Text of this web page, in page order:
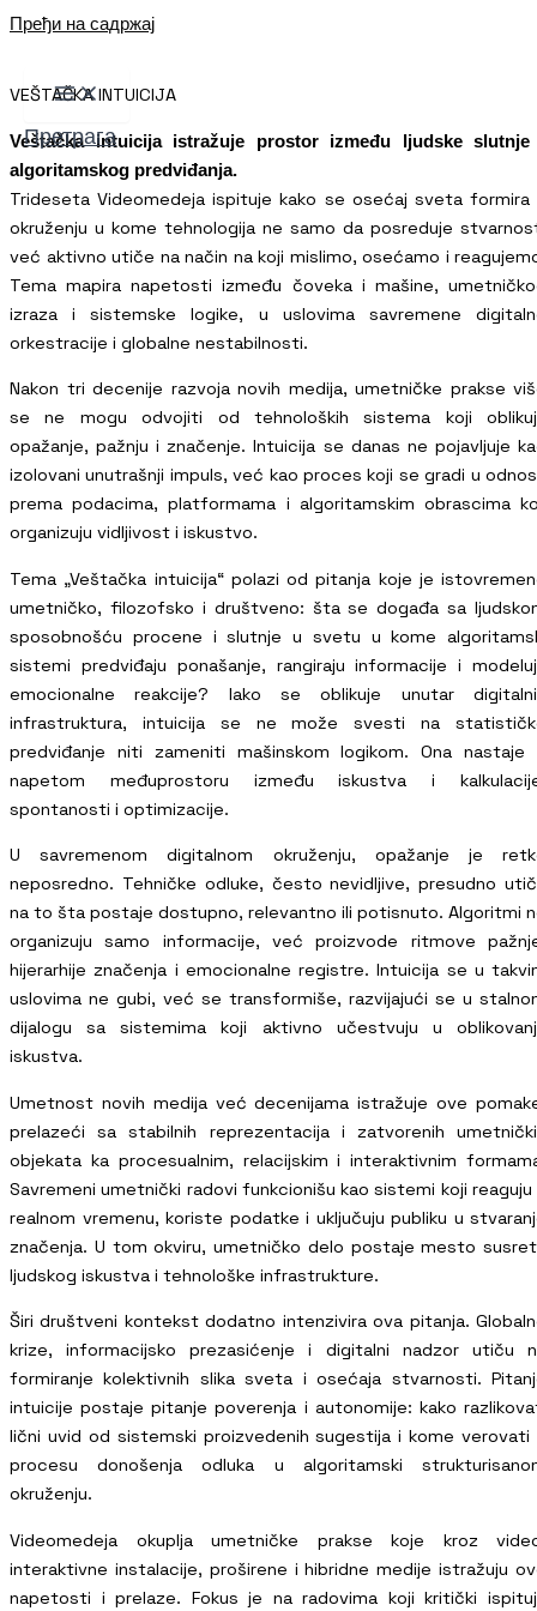
Пређи на садржај
Претрага
VEŠTAČKA INTUICIJA
Veštačka intuicija istražuje prostor između ljudske
algoritamskog predviđanja.
Trideseta Videomedeja ispituje kako se osećaj sveta formira
okruženju u kome tehnologija ne samo da posreduje
već aktivno utiče na način na koji mislimo, osećamo i
Tema mapira napetosti između čoveka i mašine,
izraza i sistemske logike, u uslovima savremene
orkestracije i globalne nestabilnosti.
Nakon tri decenije razvoja novih medija, umetničke prakse
se ne mogu odvojiti od tehnoloških sistema koji
opažanje, pažnju i značenje. Intuicija se danas ne pojavljuje
izolovani unutrašnji impuls, već kao proces koji se gradi u
prema podacima, platformama i algoritamskim obrascima
organizuju vidljivost i iskustvo.
Tema „Veštačka intuicija“ polazi od pitanja koje je
umetničko, filozofsko i društveno: šta se događa sa
sposobnošću procene i slutnje u svetu u kome
sistemi predviđaju ponašanje, rangiraju informacije i
emocionalne reakcije? Iako se oblikuje unutar
infrastruktura, intuicija se ne može svesti na
predviđanje niti zameniti mašinskom logikom. Ona nastaje
napetom međuprostoru između iskustva i
spontanosti i optimizacije.
U savremenom digitalnom okruženju, opažanje je
neposredno. Tehničke odluke, često nevidljive, presudno
na to šta postaje dostupno, relevantno ili potisnuto. Algoritmi
organizuju samo informacije, već proizvode ritmove
hijerarhije značenja i emocionalne registre. Intuicija se u
uslovima ne gubi, već se transformiše, razvijajući se u
dijalogu sa sistemima koji aktivno učestvuju u
iskustva.
Umetnost novih medija već decenijama istražuje ove
prelazeći sa stabilnih reprezentacija i zatvorenih
objekata ka procesualnim, relacijskim i interaktivnim
Savremeni umetnički radovi funkcionišu kao sistemi koji reaguju
realnom vremenu, koriste podatke i uključuju publiku u
značenja. U tom okviru, umetničko delo postaje mesto
ljudskog iskustva i tehnološke infrastrukture.
Širi društveni kontekst dodatno intenzivira ova pitanja.
krize, informacijsko prezasićenje i digitalni nadzor utiču
formiranje kolektivnih slika sveta i osećaja stvarnosti.
intuicije postaje pitanje poverenja i autonomije: kako
lični uvid od sistemski proizvedenih sugestija i kome verovati
procesu donošenja odluka u algoritamski
okruženju.
Videomedeja okuplja umetničke prakse koje kroz
interaktivne instalacije, proširene i hibridne medije istražuju
napetosti i prelaze. Fokus je na radovima koji kritički